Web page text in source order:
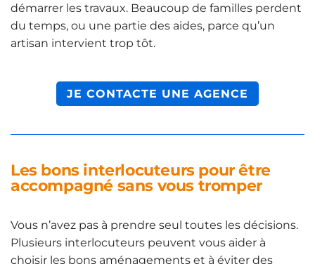
démarrer les travaux. Beaucoup de familles perdent
du temps, ou une partie des aides, parce qu’un
artisan intervient trop tôt.
JE CONTACTE UNE AGENCE
Les bons interlocuteurs pour être
accompagné sans vous tromper
Vous n’avez pas à prendre seul toutes les décisions.
Plusieurs interlocuteurs peuvent vous aider à
choisir les bons aménagements et à éviter des